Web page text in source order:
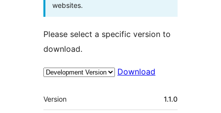
websites.
Please select a specific version to
download.
Download
Meta
Version 1.1.0